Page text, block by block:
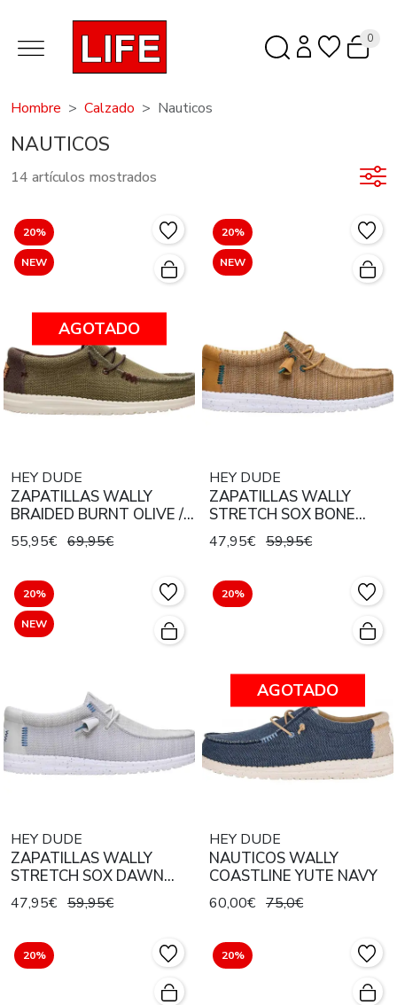
0
Hombre Calzado Nauticos
NAUTICOS
14 artículos mostrados
20%
NEW
AGOTADO
HEY DUDE
ZAPATILLAS WALLY
BRAIDED BURNT OLIVE /
DELICIOSO BROWN
55,95€ 69,95€
20%
NEW
HEY DUDE
ZAPATILLAS WALLY
STRETCH SOX BONE
BROWN / MULTI
47,95€ 59,95€
20%
NEW
HEY DUDE
ZAPATILLAS WALLY
STRETCH SOX DAWN
BLUE / MULTI
47,95€ 59,95€
20%
AGOTADO
HEY DUDE
NAUTICOS WALLY
COASTLINE YUTE NAVY
60,00€ 75,0€
20% 20%